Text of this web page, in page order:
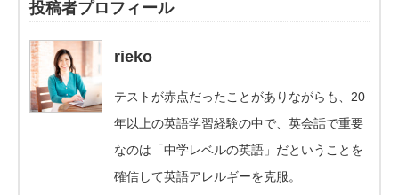
投稿者プロフィール
rieko
テストが赤点だったことがありながらも、20
年以上の英語学習経験の中で、英会話で重要
なのは「中学レベルの英語」だということを
確信して英語アレルギーを克服。